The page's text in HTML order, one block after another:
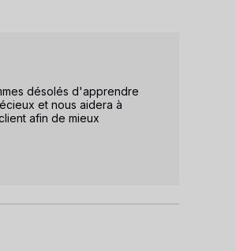
désolés d'apprendre
et nous aidera à
afin de mieux